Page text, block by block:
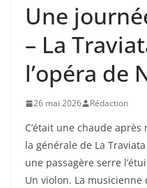
Une
– La
l’opéra de
26 mai 2026 Rédaction
C’était une chaude
la générale de La
une passagère serre
Un violon. La